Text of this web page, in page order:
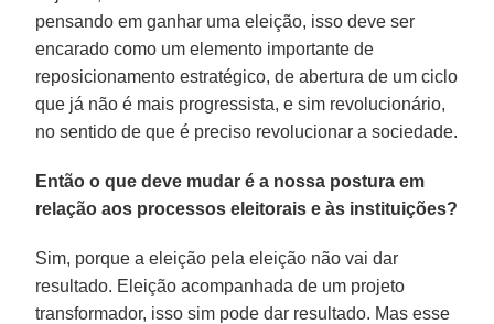
pensando em ganhar uma eleição, isso deve ser
encarado como um elemento importante de
reposicionamento estratégico, de abertura de um ciclo
que já não é mais progressista, e sim revolucionário,
no sentido de que é preciso revolucionar a sociedade.
Então o que deve mudar é a nossa postura em
relação aos processos eleitorais e às instituições?
Sim, porque a eleição pela eleição não vai dar
resultado. Eleição acompanhada de um projeto
transformador, isso sim pode dar resultado. Mas esse